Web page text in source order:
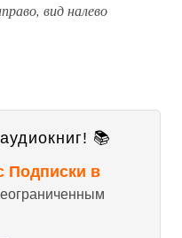
вид налево
📚
Подписки в